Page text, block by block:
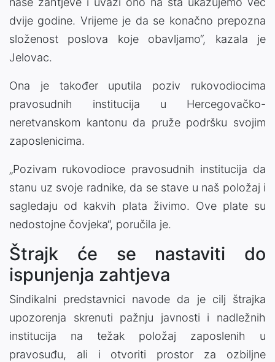
dvije godine. Vrijeme je da se konačno prepozna
složenost poslova koje obavljamo“, kazala je
Jelovac.
Ona je također uputila poziv rukovodiocima
pravosudnih institucija u Hercegovačko-
neretvanskom kantonu da pruže podršku svojim
zaposlenicima.
„Pozivam rukovodioce pravosudnih institucija da
stanu uz svoje radnike, da se stave u naš položaj i
sagledaju od kakvih plata živimo. Ove plate su
nedostojne čovjeka“, poručila je.
Štrajk će se nastaviti do
ispunjenja zahtjeva
Sindikalni predstavnici navode da je cilj štrajka
upozorenja skrenuti pažnju javnosti i nadležnih
institucija na težak položaj zaposlenih u
pravosuđu, ali i otvoriti prostor za ozbiljne